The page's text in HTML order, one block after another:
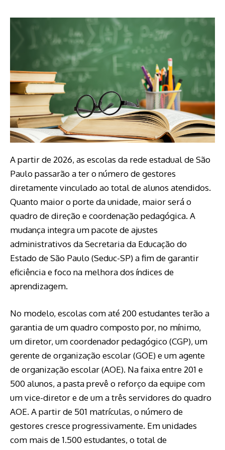
A partir de 2026, as escolas da rede estadual de São
Paulo passarão a ter o número de gestores
diretamente vinculado ao total de alunos atendidos.
Quanto maior o porte da unidade, maior será o
quadro de direção e coordenação pedagógica. A
mudança integra um pacote de ajustes
administrativos da Secretaria da Educação do
Estado de São Paulo (Seduc-SP) a fim de garantir
eficiência e foco na melhora dos índices de
aprendizagem.
No modelo, escolas com até 200 estudantes terão a
garantia de um quadro composto por, no mínimo,
um diretor, um coordenador pedagógico (CGP), um
gerente de organização escolar (GOE) e um agente
de organização escolar (AOE). Na faixa entre 201 e
500 alunos, a pasta prevê o reforço da equipe com
um vice-diretor e de um a três servidores do quadro
AOE. A partir de 501 matrículas, o número de
gestores cresce progressivamente. Em unidades
com mais de 1.500 estudantes, o total de